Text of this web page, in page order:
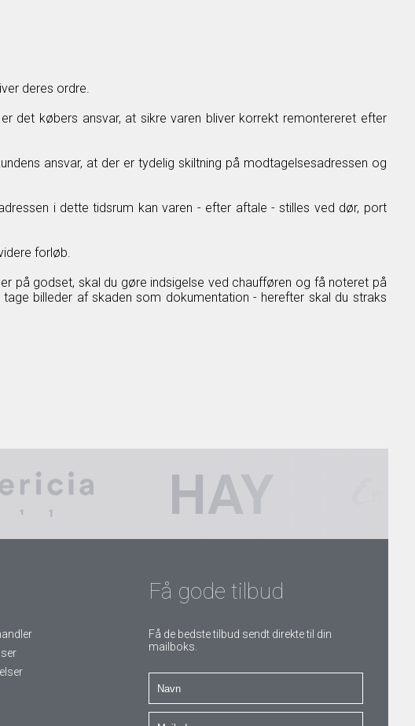
deres ordre.
det købers ansvar, at sikre varen bliver korrekt remontereret efter
ansvar, at der er tydelig skiltning på modtagelsesadressen og
i dette tidsrum kan varen - efter aftale - stilles ved dør, port
forløb.
på godset, skal du gøre indsigelse ved chaufføren og få noteret på
billeder af skaden som dokumentation - herefter skal du straks
Få gode tilbud
Få de bedste tilbud sendt direkte til din
mailboks.